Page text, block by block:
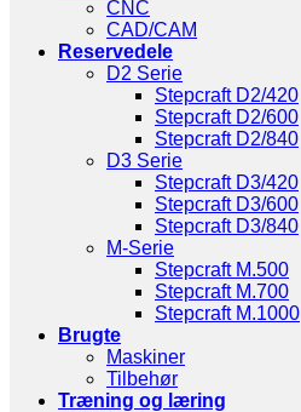
CNC
CAD/CAM
Reservedele
D2 Serie
Stepcraft D2/420
Stepcraft D2/600
Stepcraft D2/840
D3 Serie
Stepcraft D3/420
Stepcraft D3/600
Stepcraft D3/840
M-Serie
Stepcraft M.500
Stepcraft M.700
Stepcraft M.1000
Brugte
Maskiner
Tilbehør
Træning og læring